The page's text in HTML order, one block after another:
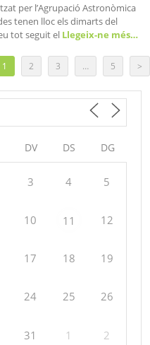
per l’Agrupació Astronòmica
tenen lloc els dimarts del
tot seguit el Llegeix-ne més…
1 2 3 … 5 >
DV DS DG
3 4 5
10 11 12
17 18 19
24 25 26
31 1 2